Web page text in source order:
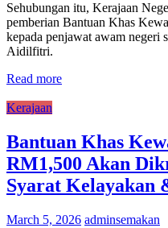
Sehubungan itu, Kerajaan
pemberian Bantuan Khas
kepada penjawat awam negeri
Aidilfitri.
Read more
Kerajaan
Bantuan Khas
RM1,500 Akan
Syarat Kelayakan
March 5, 2026 adminsemakan